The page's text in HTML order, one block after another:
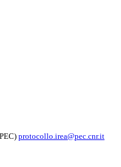
protocollo.irea@pec.cnr.it